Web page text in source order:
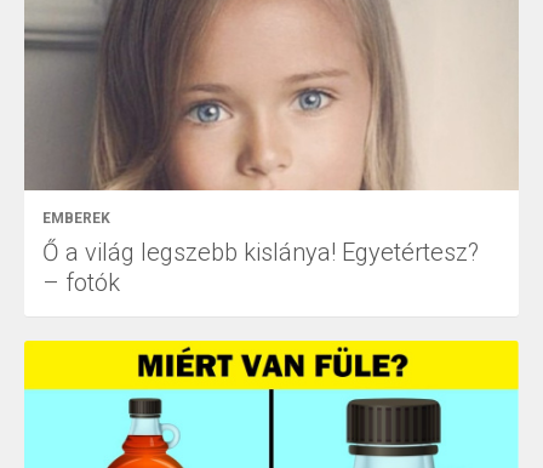
EMBEREK
Ő a világ legszebb kislánya! Egyetértesz?
– fotók